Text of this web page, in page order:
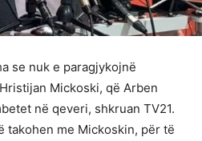
se nuk e paragjykojnë
Mickoski, që Arben
në qeveri, shkruan TV21.
takohen me Mickoskin, për të